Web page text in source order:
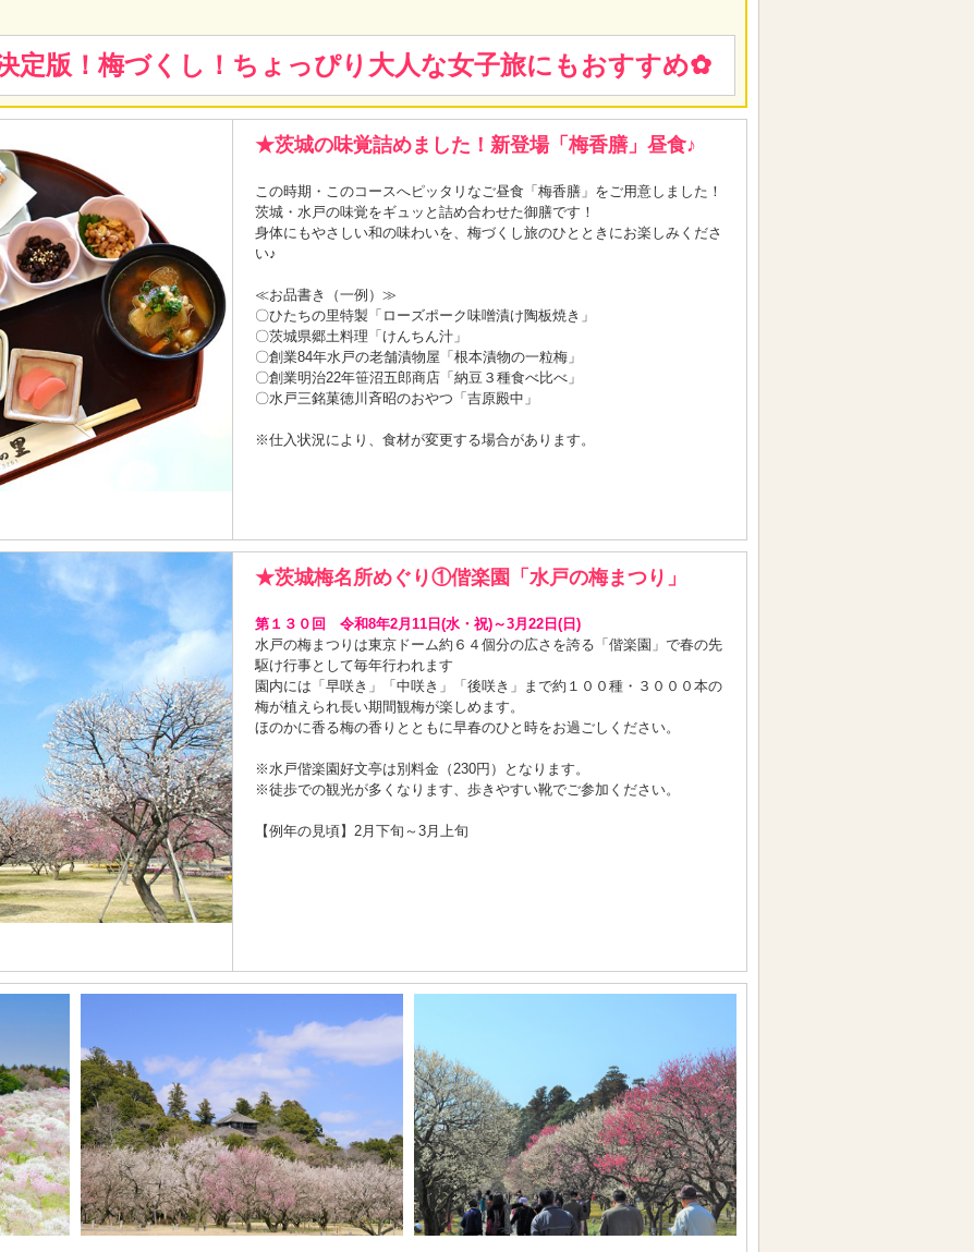
定版！梅づくし！ちょっぴり大人な女子旅にもおすすめ✿
★茨城の味覚詰めました！新登場「梅香膳」昼食♪
この時期・このコースへピッタリなご昼食「梅香膳」をご用意しました！
茨城・水戸の味覚をギュッと詰め合わせた御膳です！
身体にもやさしい和の味わいを、梅づくし旅のひとときにお楽しみくださ
い♪
≪お品書き（一例）≫
〇ひたちの里特製「ローズポーク味噌漬け陶板焼き」
〇茨城県郷土料理「けんちん汁」
〇創業84年水戸の老舗漬物屋「根本漬物の一粒梅」
〇創業明治22年笹沼五郎商店「納豆３種食べ比べ」
〇水戸三銘菓徳川斉昭のおやつ「吉原殿中」
※仕入状況により、食材が変更する場合があります。
★茨城梅名所めぐり①偕楽園「水戸の梅まつり」
第１３０回 令和8年2月11日(水・祝)～3月22日(日)
水戸の梅まつりは東京ドーム約６４個分の広さを誇る「偕楽園」で春の先
駆け行事として毎年行われます
園内には「早咲き」「中咲き」「後咲き」まで約１００種・３０００本の
梅が植えられ長い期間観梅が楽しめます。
ほのかに香る梅の香りとともに早春のひと時をお過ごしください。
※水戸偕楽園好文亭は別料金（230円）となります。
※徒歩での観光が多くなります、歩きやすい靴でご参加ください。
【例年の見頃】2月下旬～3月上旬